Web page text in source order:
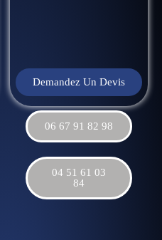
Demandez Un Devis
06 67 91 82 98
04 51 61 03
84